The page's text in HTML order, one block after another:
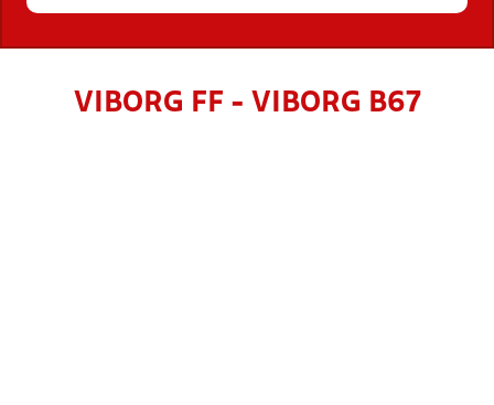
VIBORG FF - VIBORG B67